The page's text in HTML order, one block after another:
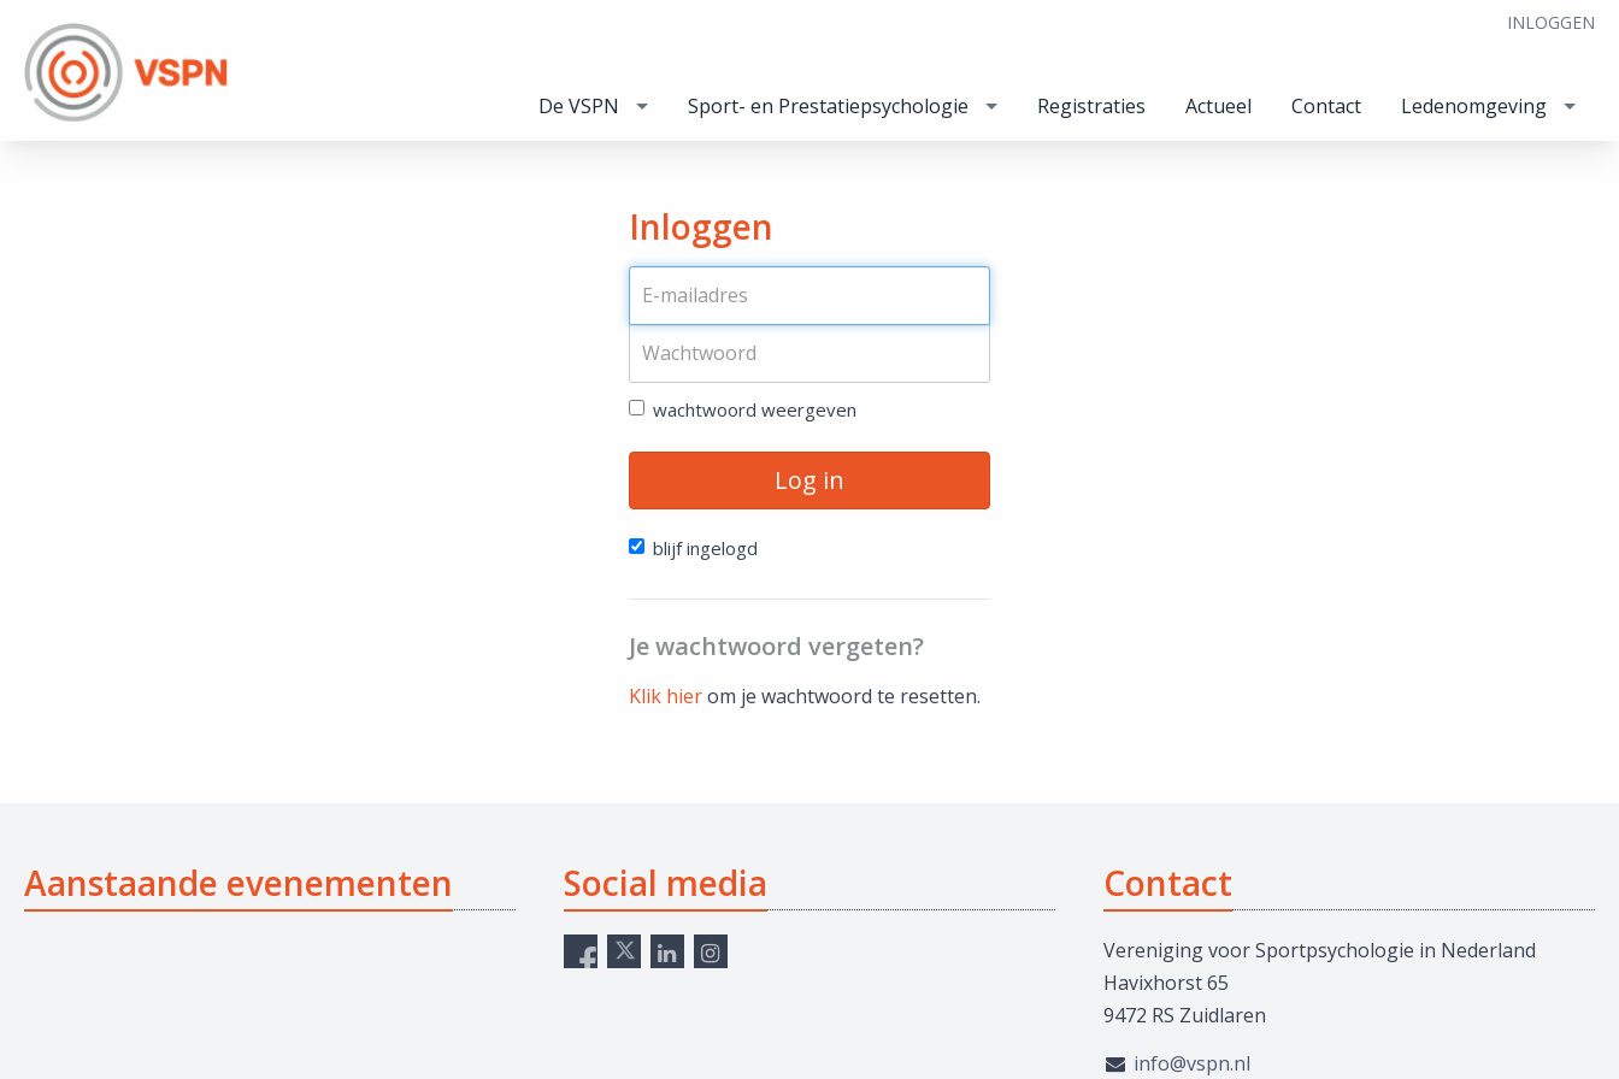
INLOGGEN
De VSPN Sport- en Prestatiepsychologie Registraties Actueel Contact Ledenomgeving
Inloggen
wachtwoord weergeven
Log in
blijf ingelogd
Je wachtwoord vergeten?
Klik hierom je wachtwoord te resetten.
Aanstaande evenementen Social media Contact
Vereniging voor Sportpsychologie in Nederland
Havixhorst 65
9472 RS Zuidlaren
info@vspn.nl